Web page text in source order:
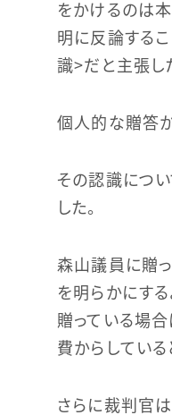
をかけるのは
明に反論するこ
識＞だと主張し
個人的な贈答
その認識につい
した。
森山議員に贈
を明らかにす
贈っている場
費からしている
さらに裁判官